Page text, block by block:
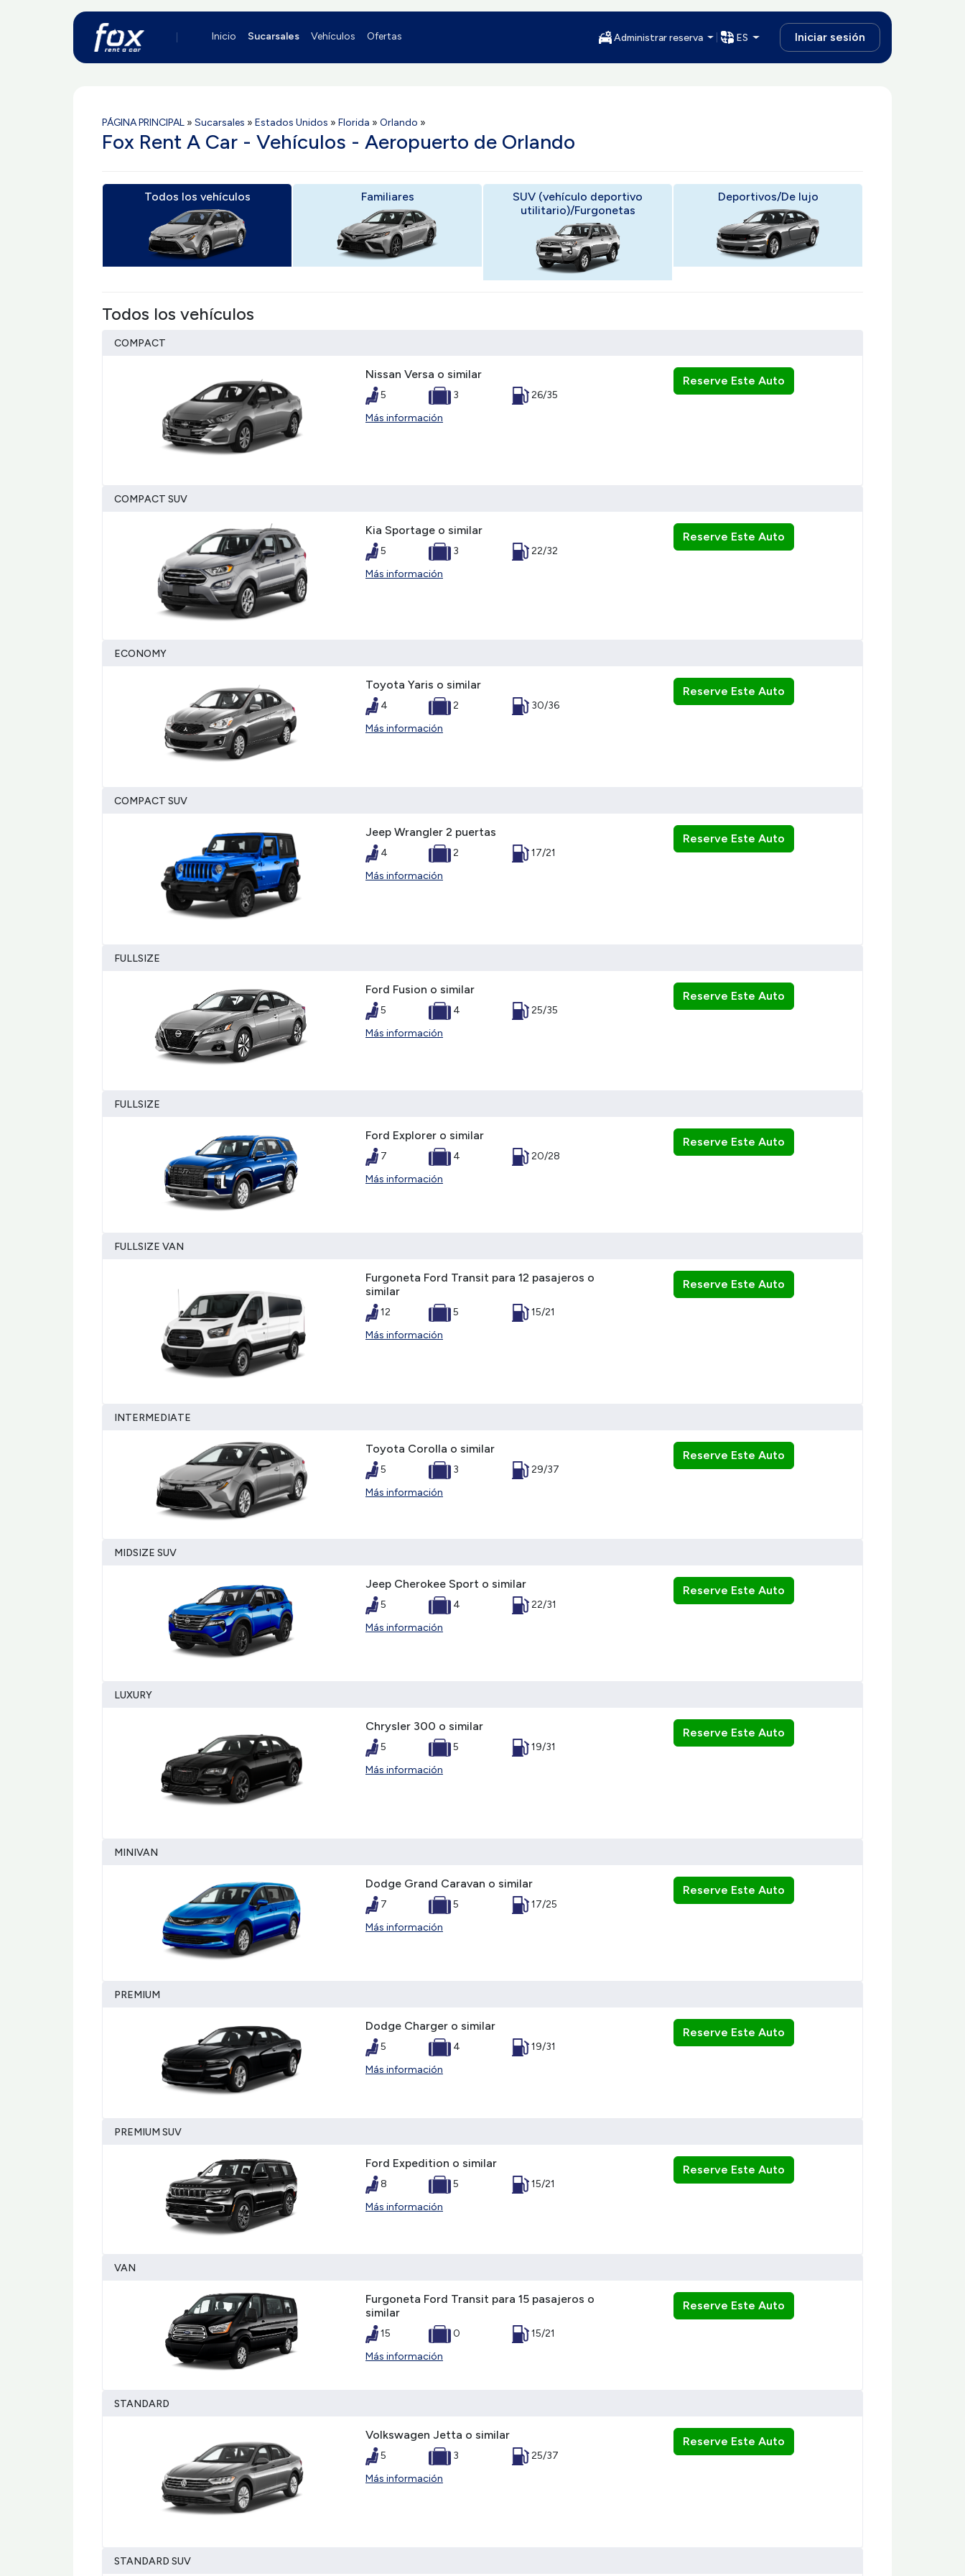
Inicio Sucarsales Vehículos Ofertas Administrar reserva ES Iniciar sesión
PÁGINA PRINCIPAL » Sucarsales » Estados Unidos » Florida » Orlando »
Fox Rent A Car - Vehículos - Aeropuerto de Orlando
Todos los vehículos Familiares
SUV (vehículo deportivo
utilitario)/Furgonetas
Deportivos/De lujo
Todos los vehículos
COMPACT
Nissan Versa o similar
5 3
26/35
Más información
Reserve Este Auto
COMPACT SUV
Kia Sportage o similar
5 3
22/32
Más información
Reserve Este Auto
ECONOMY
Toyota Yaris o similar
4 2
30/36
Más información
Reserve Este Auto
COMPACT SUV
Jeep Wrangler 2 puertas
4 2
17/21
Más información
Reserve Este Auto
FULLSIZE
Ford Fusion o similar
5 4
25/35
Más información
Reserve Este Auto
FULLSIZE
Ford Explorer o similar
7 4
20/28
Más información
Reserve Este Auto
FULLSIZE VAN
Furgoneta Ford Transit para 12 pasajeros o
similar
12 5
15/21
Más información
Reserve Este Auto
INTERMEDIATE
Toyota Corolla o similar
5 3
29/37
Más información
Reserve Este Auto
MIDSIZE SUV
Jeep Cherokee Sport o similar
5 4
22/31
Más información
Reserve Este Auto
LUXURY
Chrysler 300 o similar
5 5
19/31
Más información
Reserve Este Auto
MINIVAN
Dodge Grand Caravan o similar
7 5
17/25
Más información
Reserve Este Auto
PREMIUM
Dodge Charger o similar
5 4
19/31
Más información
Reserve Este Auto
PREMIUM SUV
Ford Expedition o similar
8 5
15/21
Más información
Reserve Este Auto
VAN
Furgoneta Ford Transit para 15 pasajeros o
similar
15 0
15/21
Más información
Reserve Este Auto
STANDARD
Volkswagen Jetta o similar
5 3
25/37
Más información
Reserve Este Auto
STANDARD SUV